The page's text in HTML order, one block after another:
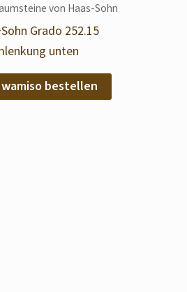
von Haas-Sohn
Grado 252.15
unten
bestellen